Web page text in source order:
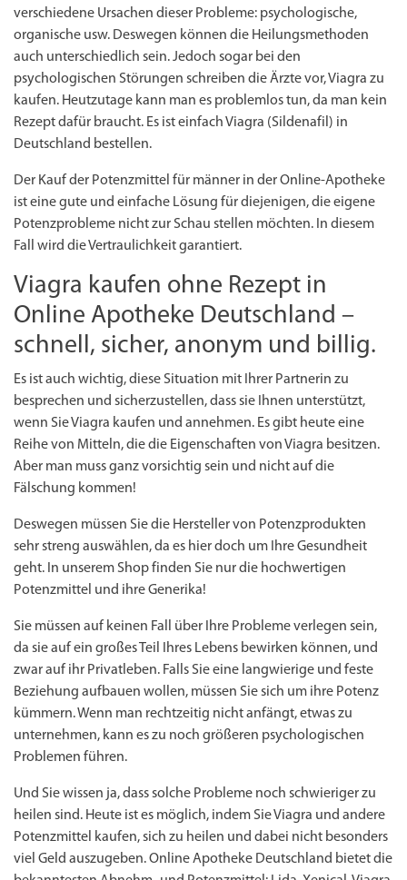
verschiedene Ursachen dieser Probleme: psychologische,
organische usw. Deswegen können die Heilungsmethoden
auch unterschiedlich sein. Jedoch sogar bei den
psychologischen Störungen schreiben die Ärzte vor, Viagra zu
kaufen. Heutzutage kann man es problemlos tun, da man kein
Rezept dafür braucht. Es ist einfach Viagra (Sildenafil ) in
Deutschland bestellen.
Der Kauf der Potenzmittel für männer in der Online-Apotheke
ist eine gute und einfache Lösung für diejenigen, die eigene
Potenzprobleme nicht zur Schau stellen möchten. In diesem
Fall wird die Vertraulichkeit garantiert.
Viagra kaufen ohne Rezept in
Online Apotheke Deutschland –
schnell, sicher, anonym und billig.
Es ist auch wichtig, diese Situation mit Ihrer Partnerin zu
besprechen und sicherzustellen, dass sie Ihnen unterstützt,
wenn Sie Viagra kaufen und annehmen. Es gibt heute eine
Reihe von Mitteln, die die Eigenschaften von Viagra besitzen.
Aber man muss ganz vorsichtig sein und nicht auf die
Fälschung kommen!
Deswegen müssen Sie die Hersteller von Potenzprodukten
sehr streng auswählen, da es hier doch um Ihre Gesundheit
geht. In unserem Shop finden Sie nur die hochwertigen
Potenzmittel und ihre Generika!
Sie müssen auf keinen Fall über Ihre Probleme verlegen sein,
da sie auf ein großes Teil Ihres Lebens bewirken können, und
zwar auf ihr Privatleben. Falls Sie eine langwierige und feste
Beziehung aufbauen wollen, müssen Sie sich um ihre Potenz
kümmern. Wenn man rechtzeitig nicht anfängt, etwas zu
unternehmen, kann es zu noch größeren psychologischen
Problemen führen.
Und Sie wissen ja, dass solche Probleme noch schwieriger zu
heilen sind. Heute ist es möglich, indem Sie Viagra und andere
Potenzmittel kaufen, sich zu heilen und dabei nicht besonders
viel Geld auszugeben. Online Apotheke Deutschland bietet die